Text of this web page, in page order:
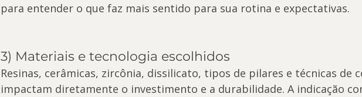
para entender o que faz mais sentido para sua rotina e expectativas.
3) Materiais e tecnologia escolhidos
Resinas, cerâmicas, zircônia, dissilicato, tipos de pilares e técnicas de
impactam diretamente o investimento e a durabilidade. A indicação